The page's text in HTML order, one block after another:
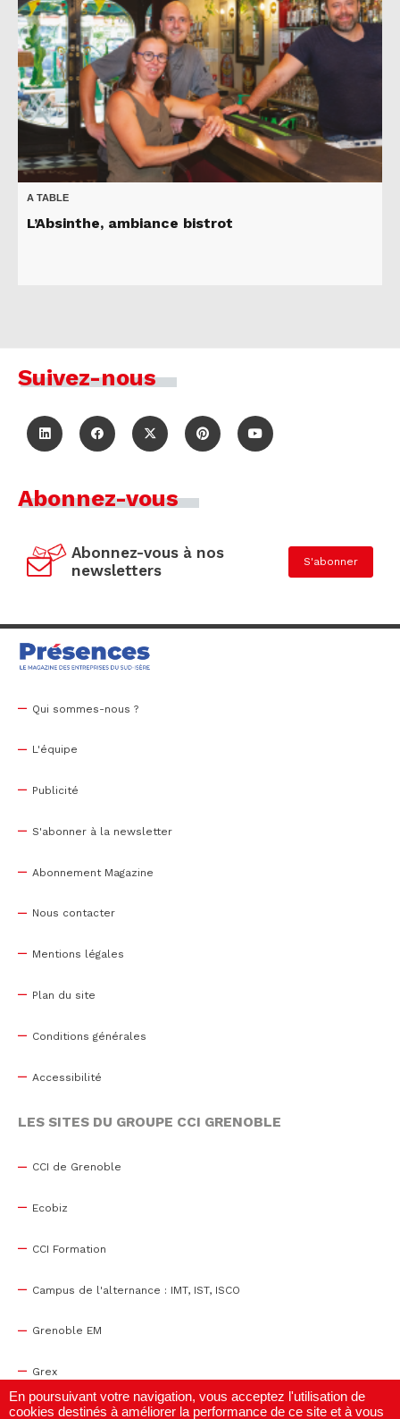
A TABLE
L’Absinthe, ambiance bistrot
Suivez-nous
Abonnez-vous
Abonnez-vous à nos
newsletters
S'abonner
Qui sommes-nous ?
L'équipe
Publicité
S'abonner à la newsletter
Abonnement Magazine
Nous contacter
Mentions légales
Plan du site
Conditions générales
Accessibilité
LES SITES DU GROUPE CCI GRENOBLE
CCI de Grenoble
Ecobiz
CCI Formation
Campus de l'alternance : IMT, IST, ISCO
Grenoble EM
Grex
WTC Grenoble
En poursuivant votre navigation, vous acceptez l'utilisation de
cookies destinés à améliorer la performance de ce site et à vous